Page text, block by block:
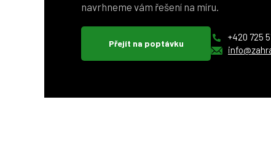
navrhneme vám řešení na míru.
Přejít na poptávku
+420 725